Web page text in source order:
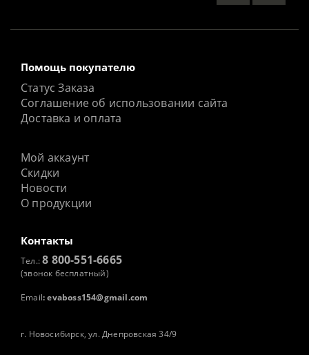
Помощь покупателю
Статус Заказа
Соглашение об использовании сайта
Доставка и оплата
Мой аккаунт
Скидки
Новости
О продукции
Контакты
Тел.:8 800-551-6665
(звонок бесплатный)
Email: evaboss154@gmail.com
г. Новосибирск, ул. Днепровская 34/9